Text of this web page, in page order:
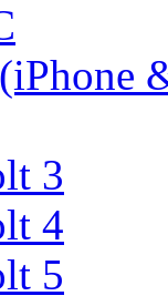
3
4
5